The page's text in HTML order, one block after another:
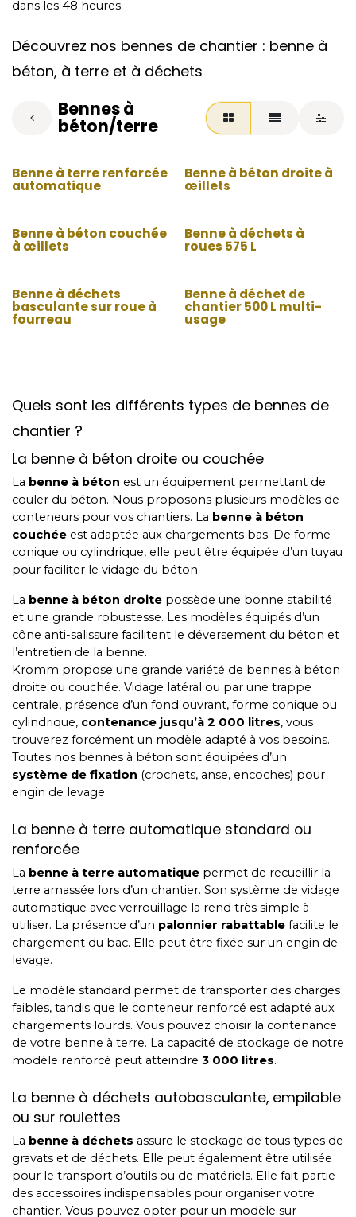
dans les 48 heures.
Découvrez nos bennes de chantier : benne à
béton, à terre et à déchets
Bennes à
béton/terre
Benne à terre renforcée
automatique
Benne à béton droite à
œillets
Benne à béton couchée
à œillets
Benne à déchets à
roues 575 L
Benne à déchets
basculante sur roue à
fourreau
Benne à déchet de
chantier 500 L multi-
usage
Quels sont les différents types de bennes de
chantier ?
La benne à béton droite ou couchée
La benne à béton est un équipement permettant de
couler du béton. Nous proposons plusieurs modèles de
conteneurs pour vos chantiers. La benne à béton
couchée est adaptée aux chargements bas. De forme
conique ou cylindrique, elle peut être équipée d’un tuyau
pour faciliter le vidage du béton.
La benne à béton droite possède une bonne stabilité
et une grande robustesse. Les modèles équipés d’un
cône anti-salissure facilitent le déversement du béton et
l’entretien de la benne.
Kromm propose une grande variété de bennes à béton
droite ou couchée. Vidage latéral ou par une trappe
centrale, présence d’un fond ouvrant, forme conique ou
cylindrique, contenance jusqu’à 2 000 litres, vous
trouverez forcément un modèle adapté à vos besoins.
Toutes nos bennes à béton sont équipées d’un
système de fixation (crochets, anse, encoches) pour
engin de levage.
La benne à terre automatique standard ou
renforcée
La benne à terre automatique permet de recueillir la
terre amassée lors d’un chantier. Son système de vidage
automatique avec verrouillage la rend très simple à
utiliser. La présence d’un palonnier rabattable facilite le
chargement du bac. Elle peut être fixée sur un engin de
levage.
Le modèle standard permet de transporter des charges
faibles, tandis que le conteneur renforcé est adapté aux
chargements lourds. Vous pouvez choisir la contenance
de votre benne à terre. La capacité de stockage de notre
modèle renforcé peut atteindre 3 000 litres.
La benne à déchets autobasculante, empilable
ou sur roulettes
La benne à déchets assure le stockage de tous types de
gravats et de déchets. Elle peut également être utilisée
pour le transport d’outils ou de matériels. Elle fait partie
des accessoires indispensables pour organiser votre
chantier. Vous pouvez opter pour un modèle sur